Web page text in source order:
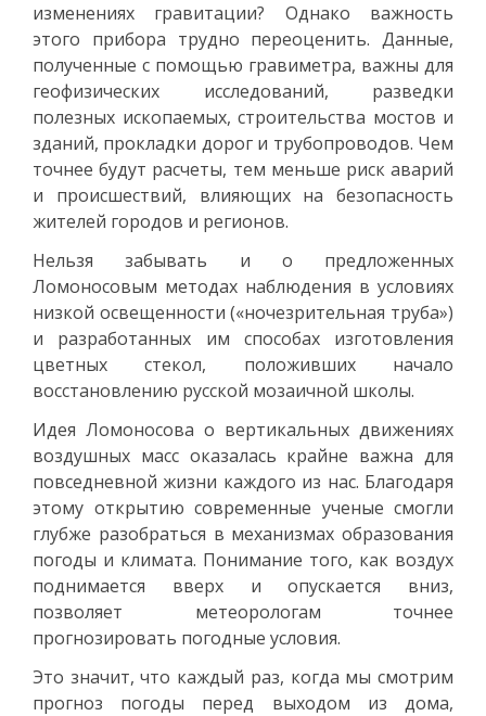
изменениях гравитации? Однако важность
этого прибора трудно переоценить. Данные,
полученные с помощью гравиметра, важны для
геофизических исследований, разведки
полезных ископаемых, строительства мостов и
зданий, прокладки дорог и трубопроводов. Чем
точнее будут расчеты, тем меньше риск аварий
и происшествий, влияющих на безопасность
жителей городов и регионов.
Нельзя забывать и о предложенных
Ломоносовым методах наблюдения в условиях
низкой освещенности («ночезрительная труба»)
и разработанных им способах изготовления
цветных стекол, положивших начало
восстановлению русской мозаичной школы.
Идея Ломоносова о вертикальных движениях
воздушных масс оказалась крайне важна для
повседневной жизни каждого из нас. Благодаря
этому открытию современные ученые смогли
глубже разобраться в механизмах образования
погоды и климата. Понимание того, как воздух
поднимается вверх и опускается вниз,
позволяет метеорологам точнее
прогнозировать погодные условия.
Это значит, что каждый раз, когда мы смотрим
прогноз погоды перед выходом из дома,